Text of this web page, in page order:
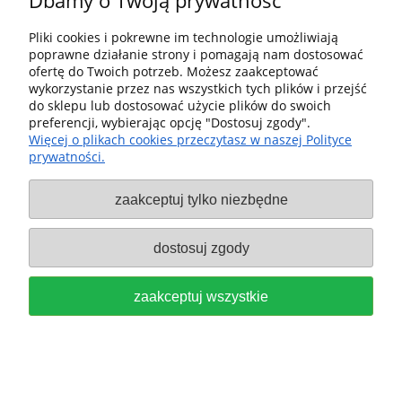
ASL20/OF1010 489285
219,00 zł
do koszyka
FESTOOL Frez do wgłębień
półokrągłych, HW, trzpień 8 mm,
HW S8 R4 490983
149,00 zł
Pliki cookies i pokrewne im technologie umożliwiają
poprawne działanie strony i pomagają nam dostosować
ofertę do Twoich potrzeb. Możesz zaakceptować
wykorzystanie przez nas wszystkich tych plików i przejść
do sklepu lub dostosować użycie plików do swoich
preferencji, wybierając opcję "Dostosuj zgody".
Więcej o plikach cookies przeczytasz w naszej Polityce
prywatności.
zaakceptuj tylko niezbędne
dostosuj zgody
zaakceptuj wszystkie